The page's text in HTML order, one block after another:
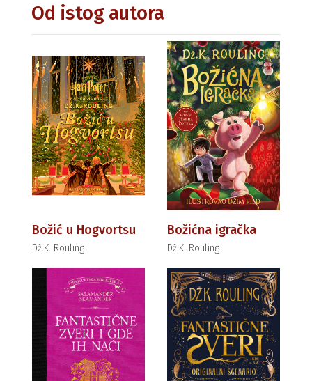
Od istog autora
Božić u Hogvortsu
Dž.K. Rouling
Božićna igračka
Dž.K. Rouling